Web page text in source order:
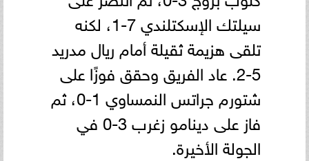
سيلتك الإسكتلندي 7-1، لكنه
تلقى هزيمة ثقيلة أمام ريال مدريد
5-2. عاد الفريق وحقق فوزًا على
شتورم جراتس النمساوي 1-0، ثم
فاز على دينامو زغرب 3-0 في
الجولة الأخيرة.